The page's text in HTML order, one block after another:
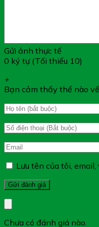
Gửi ảnh thực tế
0 ký tự (Tối thiểu 10)
+
Bạn cảm thấy thế nào
Lưu tên của tôi,
Chưa có đánh giá nào.